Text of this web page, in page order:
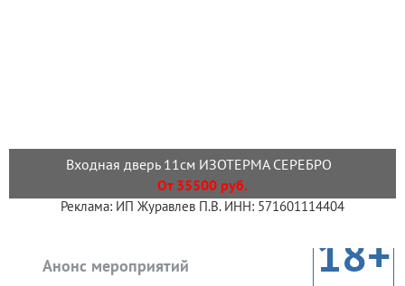
Входная дверь 11см ИЗОТЕРМА СЕРЕБРО
От 35500 руб.
Реклама: ИП Журавлев П.В. ИНН: 571601114404
Анонс мероприятий 18+